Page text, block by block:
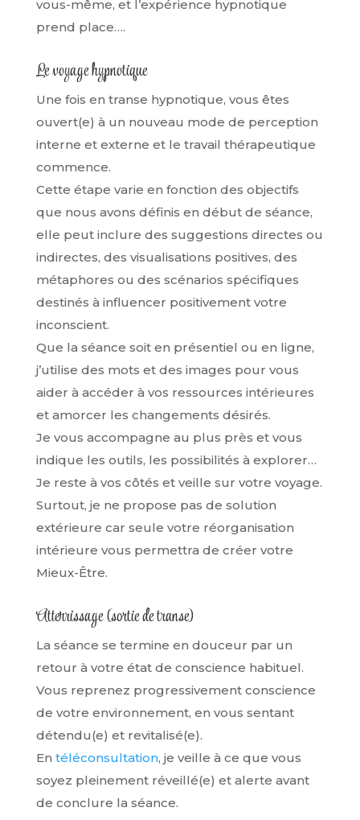
vous-même, et l’expérience hypnotique
prend place….
Le voyage hypnotique
Une fois en transe hypnotique, vous êtes
ouvert(e) à un nouveau mode de perception
interne et externe et le travail thérapeutique
commence.
Cette étape varie en fonction des objectifs
que nous avons définis en début de séance,
elle peut inclure des suggestions directes ou
indirectes, des visualisations positives, des
métaphores ou des scénarios spécifiques
destinés à influencer positivement votre
inconscient.
Que la séance soit en présentiel ou en ligne,
j’utilise des mots et des images pour vous
aider à accéder à vos ressources intérieures
et amorcer les changements désirés.
Je vous accompagne au plus près et vous
indique les outils, les possibilités à explorer…
Je reste à vos côtés et veille sur votre voyage.
Surtout, je ne propose pas de solution
extérieure car seule votre réorganisation
intérieure vous permettra de créer votre
Mieux-Être.
Atterrissage (sortie de transe)
La séance se termine en douceur par un
retour à votre état de conscience habituel.
Vous reprenez progressivement conscience
de votre environnement, en vous sentant
détendu(e) et revitalisé(e).
En téléconsultation, je veille à ce que vous
soyez pleinement réveillé(e) et alerte avant
de conclure la séance.